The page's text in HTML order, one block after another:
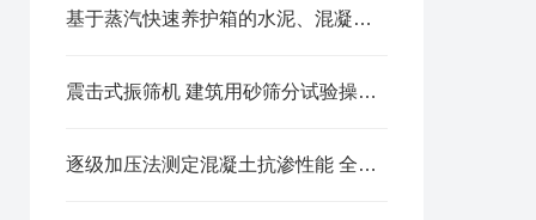
基于蒸汽快速养护箱的水泥、混凝土试块加速养护试验规程
震击式振筛机 建筑用砂筛分试验操作规程
逐级加压法测定混凝土抗渗性能 全自动密封抗渗仪试验方案